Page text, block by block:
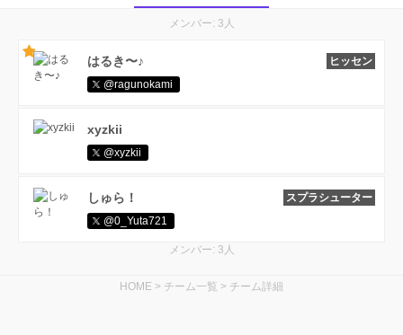
メンバー: 3人
はるき〜♪
ヒッセン
@ragunokami
xyzkii
@xyzkii
しゅら！
スプラシューター
@0_Yuta721
メンバー: 3人
HOME > チーム一覧 > チーム詳細